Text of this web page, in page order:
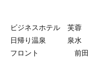
ビジネスホテル 芙蓉
日帰り温泉 泉水
フロント 前田